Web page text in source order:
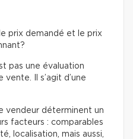
prix demandé et le prix
pas une évaluation
Il s’agit d’une
vendeur déterminent un
facteurs : comparables
localisation, mais aussi,